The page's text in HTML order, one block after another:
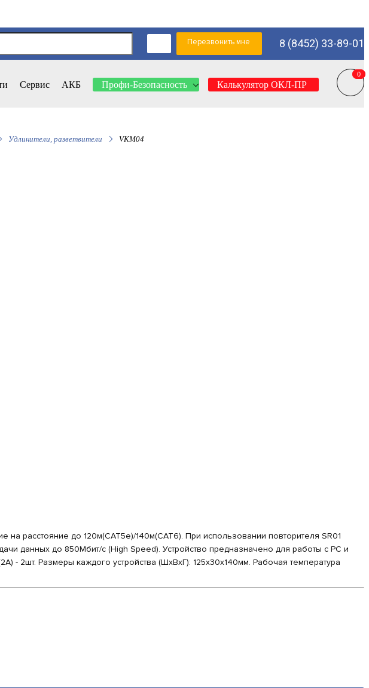
Перезвонить мне 8 (8452) 33-89-01
0
0
Сервис АКБ Профи-Безопасность Калькулятор ОКЛ-ПР
Удлинители, разветвители VKM04
расстояние до 120м(CAT5e)/140м(CAT6). При использовании повторителя SR01
данных до 850Мбит/с (High Speed). Устройство предназначено для работы с PC и
- 2шт. Размеры каждого устройства (ШxВxГ): 125х30х140мм. Рабочая температура